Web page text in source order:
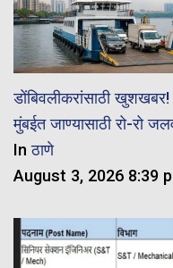
डोंबिवलीकरांसाठी
मुंबईत जाण्यासाठी रो-रो
Inठाणे
August 3, 2026 8:39